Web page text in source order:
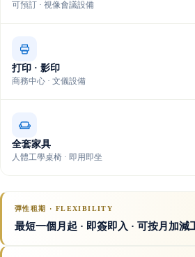
可預訂 · 視像會議設備
打印 · 影印
商務中心 · 文儀設備
全套家具
人體工學桌椅 · 即用即坐
彈性租期 · FLEXIBILITY
最短一個月起 · 即簽即入 · 可按月加減